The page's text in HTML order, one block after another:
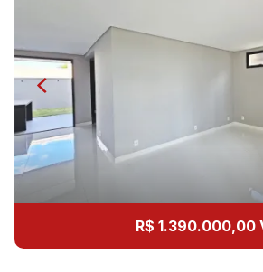
10:00
11:00
12:00
Continuar
R$ 1.390.000,00